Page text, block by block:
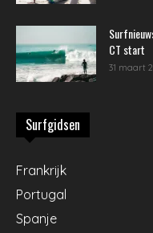
CT start
31 maart
Surfgidsen
Frankrijk
Portugal
Spanje